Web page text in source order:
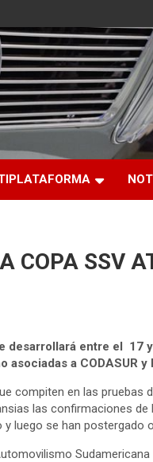
automotriz
COPA SSV
desarrollará entre el 17
a CODASUR y
compiten en las pruebas
las confirmaciones
luego se han postergado